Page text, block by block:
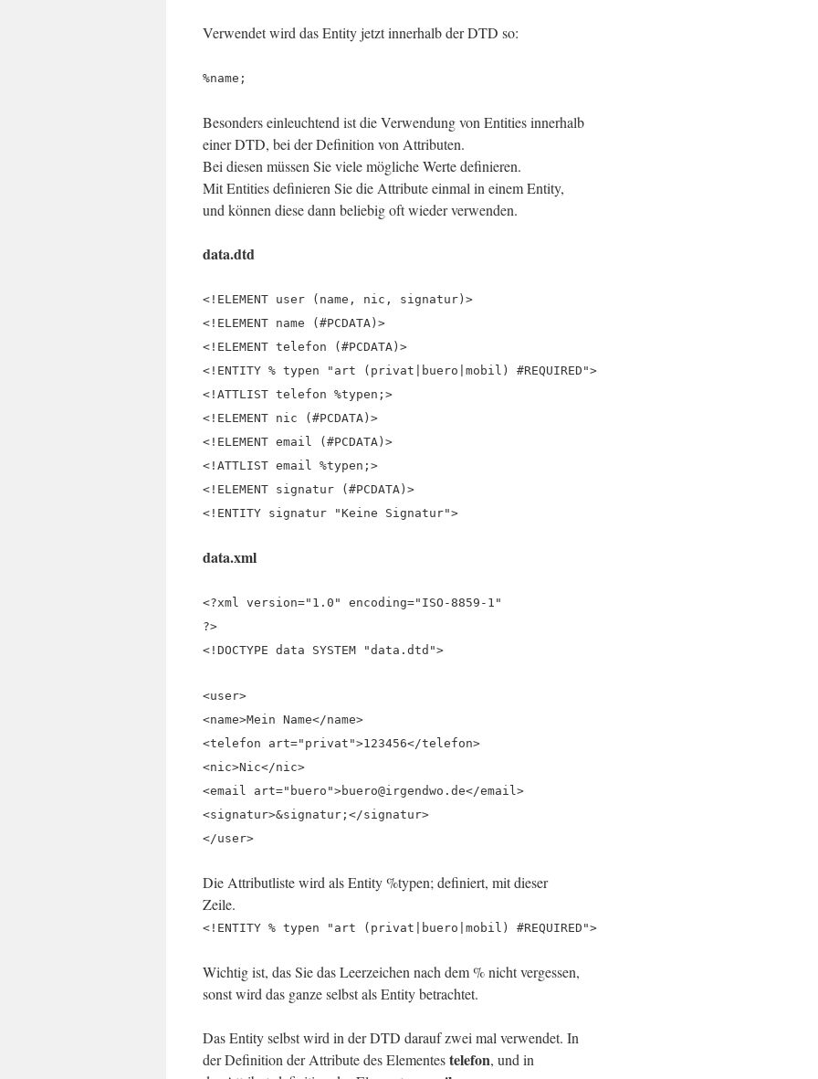
Verwendet wird das Entity jetzt innerhalb der DTD so:
%name;
Besonders einleuchtend ist die Verwendung von Entities innerhalb
einer DTD, bei der Definition von Attributen.
Bei diesen müssen Sie viele mögliche Werte definieren.
Mit Entities definieren Sie die Attribute einmal in einem Entity,
und können diese dann beliebig oft wieder verwenden.
data.dtd
<!ELEMENT user (name, nic, signatur)>
<!ELEMENT name (#PCDATA)>
<!ELEMENT telefon (#PCDATA)>
<!ENTITY % typen "art (privat|buero|mobil) #REQUIRED">
<!ATTLIST telefon %typen;>
<!ELEMENT nic (#PCDATA)>
<!ELEMENT email (#PCDATA)>
<!ATTLIST email %typen;>
<!ELEMENT signatur (#PCDATA)>
<!ENTITY signatur "Keine Signatur">
data.xml
<?xml version="1.0" encoding="ISO-8859-1"
?>
<!DOCTYPE data SYSTEM "data.dtd">
<user>
<name>Mein Name</name>
<telefon art="privat">123456</telefon>
<nic>Nic</nic>
<email art="buero">buero@irgendwo.de</email>
<signatur>&signatur;</signatur>
</user>
Die Attributliste wird als Entity %typen; definiert, mit dieser
Zeile.
<!ENTITY % typen "art (privat|buero|mobil) #REQUIRED">
Wichtig ist, das Sie das Leerzeichen nach dem % nicht vergessen,
sonst wird das ganze selbst als Entity betrachtet.
Das Entity selbst wird in der DTD darauf zwei mal verwendet. In
der Definition der Attribute des Elementestelefon, und in